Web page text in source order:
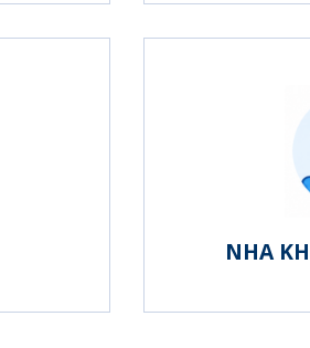
NHA